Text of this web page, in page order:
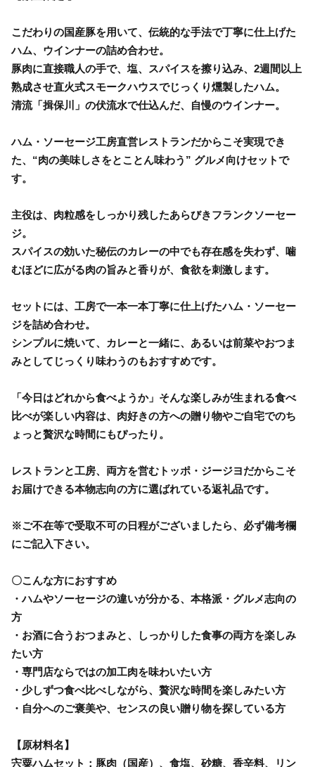
こだわりの国産豚を用いて、伝統的な手法で丁寧に仕上げた
ハム、ウインナーの詰め合わせ。
豚肉に直接職人の手で、塩、スパイスを擦り込み、2週間以上
熟成させ直火式スモークハウスでじっくり燻製したハム。
清流「揖保川」の伏流水で仕込んだ、自慢のウインナー。
ハム・ソーセージ工房直営レストランだからこそ実現でき
た、“肉の美味しさをとことん味わう” グルメ向けセットで
す。
主役は、肉粒感をしっかり残したあらびきフランクソーセー
ジ。
スパイスの効いた秘伝のカレーの中でも存在感を失わず、噛
むほどに広がる肉の旨みと香りが、食欲を刺激します。
セットには、工房で一本一本丁寧に仕上げたハム・ソーセー
ジを詰め合わせ。
シンプルに焼いて、カレーと一緒に、あるいは前菜やおつま
みとしてじっくり味わうのもおすすめです。
「今日はどれから食べようか」そんな楽しみが生まれる食べ
比べが楽しい内容は、肉好きの方への贈り物やご自宅でのち
ょっと贅沢な時間にもぴったり。
レストランと工房、両方を営むトッポ・ジージヨだからこそ
お届けできる本物志向の方に選ばれている返礼品です。
※ご不在等で受取不可の日程がございましたら、必ず備考欄
にご記入下さい。
〇こんな方におすすめ
・ハムやソーセージの違いが分かる、本格派・グルメ志向の
方
・お酒に合うおつまみと、しっかりした食事の両方を楽しみ
たい方
・専門店ならではの加工肉を味わいたい方
・少しずつ食べ比べしながら、贅沢な時間を楽しみたい方
・自分へのご褒美や、センスの良い贈り物を探している方
【原材料名】
宍粟ハムセット：豚肉（国産）、食塩、砂糖、香辛料、リン